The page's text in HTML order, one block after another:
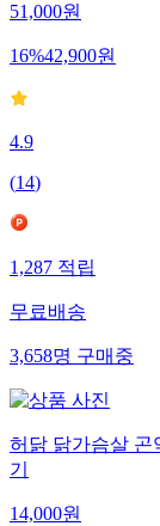
51,000원
16%42,900원
4.9
(14)
1,287 적립
무료배송
3,658명 구매중
허닭 닭가슴살 곤
기
14,000원